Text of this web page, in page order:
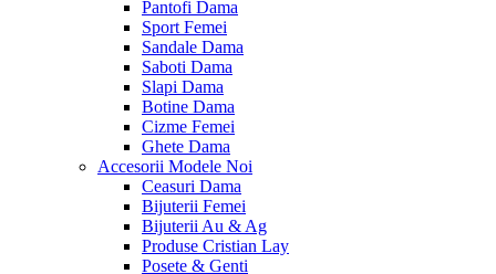
Pantofi Dama
Sport Femei
Sandale Dama
Saboti Dama
Slapi Dama
Botine Dama
Cizme Femei
Ghete Dama
Accesorii Modele Noi
Ceasuri Dama
Bijuterii Femei
Bijuterii Au & Ag
Produse Cristian Lay
Posete & Genti